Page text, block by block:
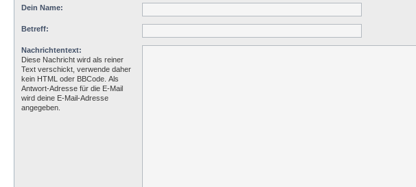
Dein Name:
Betreff:
Nachrichtentext:
Diese Nachricht wird als reiner
Text verschickt, verwende daher
kein HTML oder BBCode. Als
Antwort-Adresse für die E-Mail
wird deine E-Mail-Adresse
angegeben.